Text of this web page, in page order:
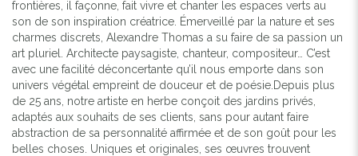
frontières, il façonne, fait vivre et chanter les espaces verts au
son de son inspiration créatrice. Émerveillé par la nature et ses
charmes discrets, Alexandre Thomas a su faire de sa passion un
art pluriel. Architecte paysagiste, chanteur, compositeur… C’est
avec une facilité déconcertante qu’il nous emporte dans son
univers végétal empreint de douceur et de poésie.Depuis plus
de 25 ans, notre artiste en herbe conçoit des jardins privés,
adaptés aux souhaits de ses clients, sans pour autant faire
abstraction de sa personnalité affirmée et de son goût pour les
belles choses. Uniques et originales, ses œuvres trouvent